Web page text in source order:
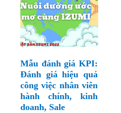
Mẫu đánh giá KPI:
Đánh giá hiệu quả
công việc nhân viên
hành chính, kinh
doanh, Sale